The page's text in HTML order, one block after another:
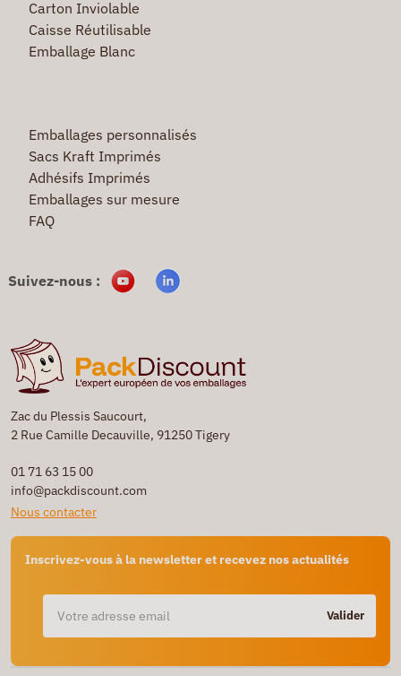
Zac du Plessis Saucourt,
2 Rue Camille Decauville, 91250 Tigery
01 71 63 15 00
info@packdiscount.com
Nous contacter
Inscrivez-vous à la newsletter et recevez nos actualités
Valider
Carton Inviolable
Caisse Réutilisable
Emballage Blanc
Emballages personnalisés
Sacs Kraft Imprimés
Adhésifs Imprimés
Emballages sur mesure
FAQ
Suivez-nous :